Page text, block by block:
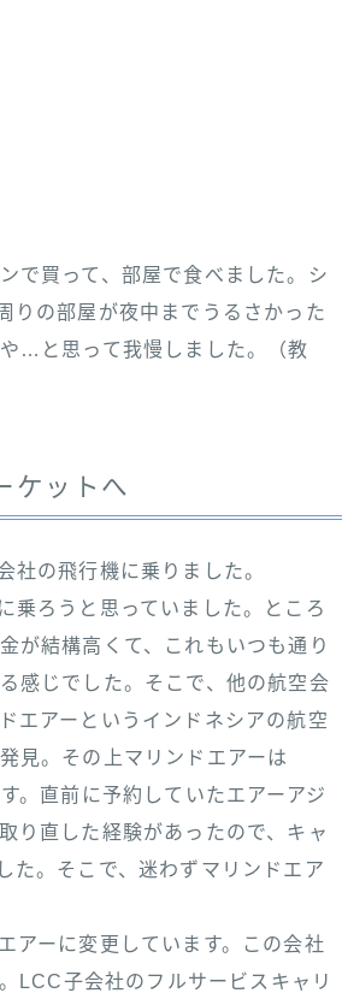
で買って、部屋で食べました。シ
りの部屋が夜中までうるさかった
…と思って我慢しました。（教
ットへ
社の飛行機に乗りました。
乗ろうと思っていました。ところ
が結構高くて、これもいつも通り
感じでした。そこで、他の航空会
エアーというインドネシアの航空
見。その上マリンドエアーは
。直前に予約していたエアーアジ
り直した経験があったので、キャ
た。そこで、迷わずマリンドエア
アーに変更しています。この会社
LCC子会社のフルサービスキャリ